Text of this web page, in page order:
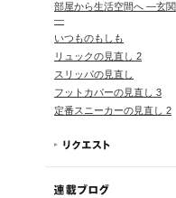
部屋から生活空間へ ―玄関
―
いつものもしも
リュックの見直し 2
スリッパの見直し
フットカバーの見直し 3
定番スニーカーの見直し 2